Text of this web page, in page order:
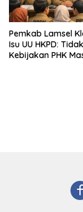
Pemkab Lamsel
Isu UU HKPD:
Kebijakan PHK